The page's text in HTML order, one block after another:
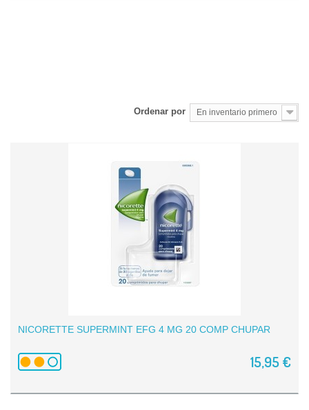
Ordenar por En inventario primero
NICORETTE SUPERMINT EFG 4 MG 20 COMP CHUPAR
15,95 €